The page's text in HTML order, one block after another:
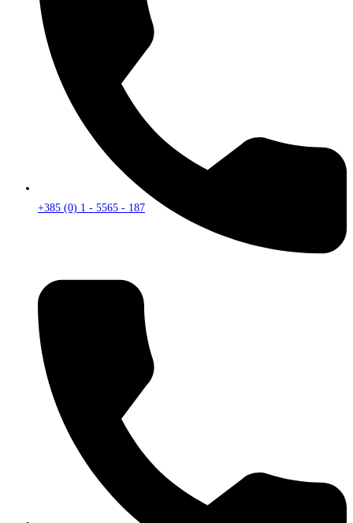
+385 (0) 1 - 5565 - 187